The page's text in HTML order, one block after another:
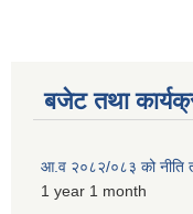
बजेट तथा
आ.व २०८२/०८३ को नीति
1 year 1 month